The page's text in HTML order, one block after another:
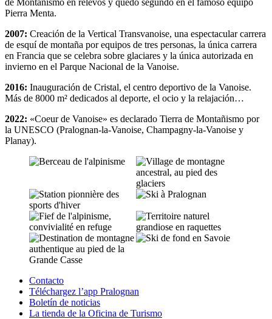
Pierra Menta.
2007: Creación de la Vertical Transvanoise, una espectacular carrera
de esquí de montaña por equipos de tres personas, la única carrera
en Francia que se celebra sobre glaciares y la única autorizada en
invierno en el Parque Nacional de la Vanoise.
2016: Inauguración de Cristal, el centro deportivo de la Vanoise.
Más de 8000 m² dedicados al deporte, el ocio y la relajación…
2022: «Coeur de Vanoise» es declarado Tierra de Montañismo por
la UNESCO (Pralognan-la-Vanoise, Champagny-la-Vanoise y
Planay).
Contacto
Téléchargez l’app Pralognan
Boletín de noticias
La tienda de la Oficina de Turismo